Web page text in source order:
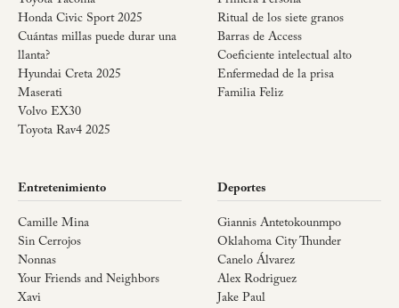
Honda Civic Sport 2025
Cuántas millas puede durar una
llanta?
Hyundai Creta 2025
Maserati
Volvo EX30
Toyota Rav4 2025
Ritual de los siete granos
Barras de Access
Coeficiente intelectual alto
Enfermedad de la prisa
Familia Feliz
Entretenimiento
Camille Mina
Sin Cerrojos
Nonnas
Your Friends and Neighbors
Xavi
Deportes
Giannis Antetokounmpo
Oklahoma City Thunder
Canelo Álvarez
Alex Rodriguez
Jake Paul